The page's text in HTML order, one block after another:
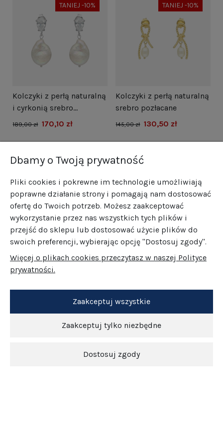
TANIEJ -10%
Kolczyki z perłą naturalną
i cyrkonią srebro
rodowane
189,00 zł 170,10 zł
TANIEJ -10%
Kolczyki z perłą naturalną
srebro pozłacane
145,00 zł 130,50 zł
Dbamy o Twoją prywatność
Pliki cookies i pokrewne im technologie umożliwiają
poprawne działanie strony i pomagają nam dostosować
ofertę do Twoich potrzeb. Możesz zaakceptować
wykorzystanie przez nas wszystkich tych plików i
przejść do sklepu lub dostosować użycie plików do
swoich preferencji, wybierając opcję "Dostosuj zgody".
Więcej o plikach cookies przeczytasz w naszej Polityce
prywatności.
Zaakceptuj tylko niezbędne
Dostosuj zgody
Zaakceptuj wszystkie